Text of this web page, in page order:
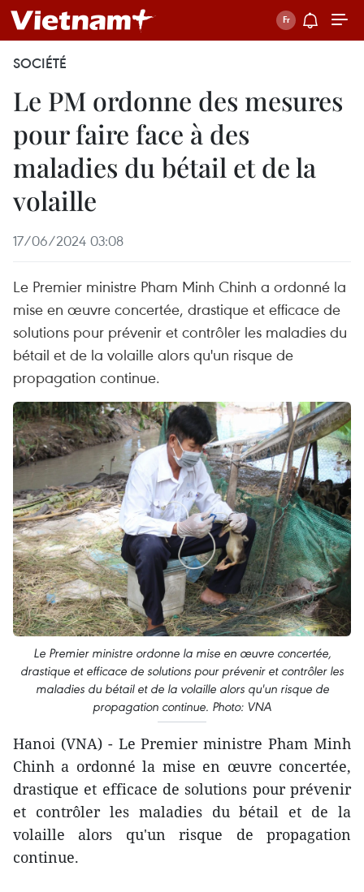
SOCIÉTÉ
Le PM ordonne des mesures
pour faire face à des
maladies du bétail et de la
volaille
17/06/2024 03:08
Le Premier ministre Pham Minh Chinh a ordonné la
mise en œuvre concertée, drastique et efficace de
solutions pour prévenir et contrôler les maladies du
bétail et de la volaille alors qu'un risque de
propagation continue.
Le Premier ministre ordonne la mise en œuvre concertée,
drastique et efficace de solutions pour prévenir et contrôler les
maladies du bétail et de la volaille alors qu'un risque de
propagation continue. Photo: VNA
Hanoi (VNA) - Le Premier ministre Pham Minh
Chinh a ordonné la mise en œuvre concertée,
drastique et efficace de solutions pour prévenir
et contrôler les maladies du bétail et de la
volaille alors qu'un risque de propagation
continue.